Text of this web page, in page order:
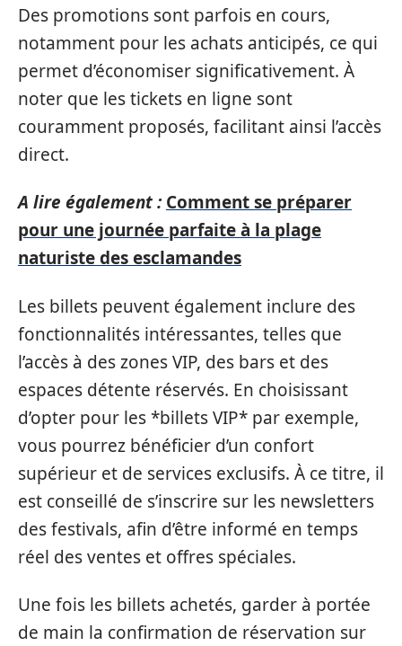
Des promotions sont parfois en cours,
notamment pour les achats anticipés, ce qui
permet d’économiser significativement. À
noter que les tickets en ligne sont
couramment proposés, facilitant ainsi l’accès
direct.
A lire également : Comment se préparer
pour une journée parfaite à la plage
naturiste des esclamandes
Les billets peuvent également inclure des
fonctionnalités intéressantes, telles que
l’accès à des zones VIP, des bars et des
espaces détente réservés. En choisissant
d’opter pour les *billets VIP* par exemple,
vous pourrez bénéficier d’un confort
supérieur et de services exclusifs. À ce titre, il
est conseillé de s’inscrire sur les newsletters
des festivals, afin d’être informé en temps
réel des ventes et offres spéciales.
Une fois les billets achetés, garder à portée
de main la confirmation de réservation sur